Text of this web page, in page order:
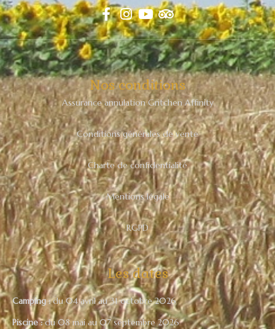
Nos conditions
Assurance annulation Gritchen Affinity
Conditions générales de vente
Charte de confidentialité
Mentions légale
RGPD
Les dates
Camping :du 04 avril au 31 octobre 2026
Piscine :du 08 mai au 07 septembre 2026